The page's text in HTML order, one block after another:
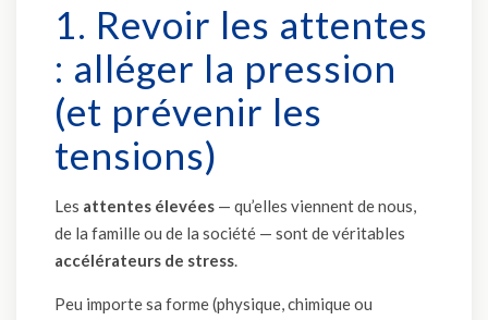
1. Revoir les attentes
: alléger la pression
(et prévenir les
tensions)
Les attentes élevées — qu’elles viennent de nous,
de la famille ou de la société — sont de véritables
accélérateurs de stress.
Peu importe sa forme (physique, chimique ou